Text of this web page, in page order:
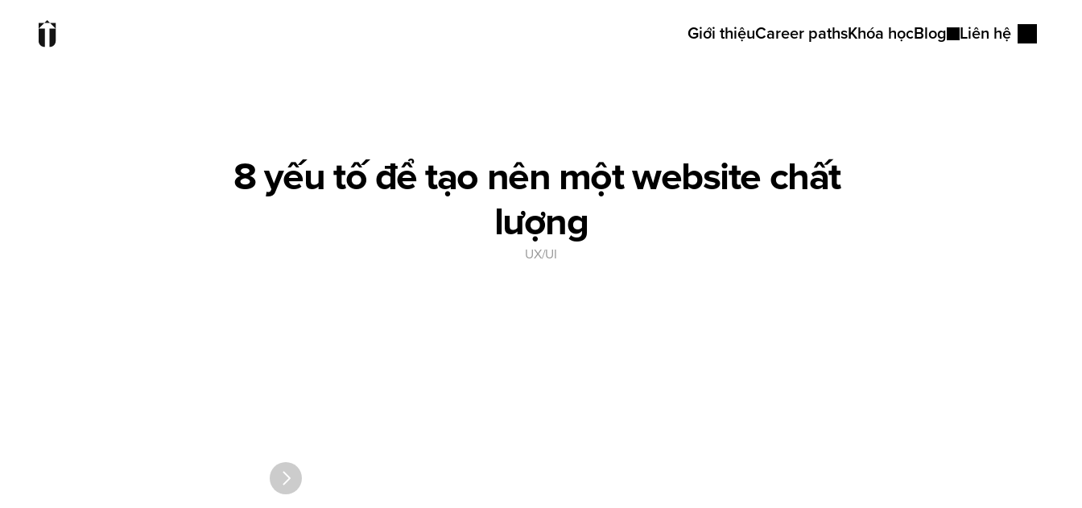
Bài học viên
Giới thiệuCareer pathsKhóa họcBlog Liên hệ
8 yếu tố để tạo nên một website chất
lượng
UX/UI